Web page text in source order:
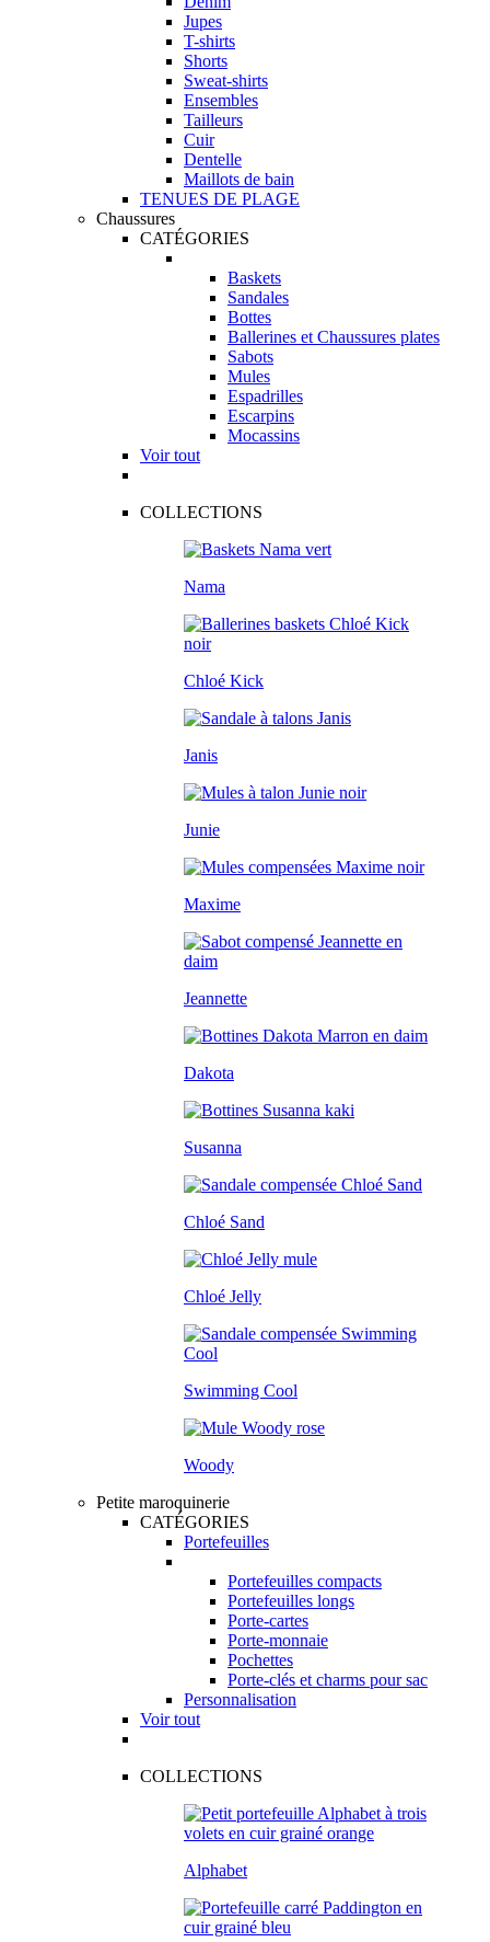
Jupes
T-shirts
Shorts
Sweat-shirts
Ensembles
Tailleurs
Cuir
Dentelle
Maillots de bain
TENUES DE PLAGE
Chaussures
CATÉGORIES
Baskets
Sandales
Bottes
Ballerines et Chaussures plates
Sabots
Mules
Espadrilles
Escarpins
Mocassins
Voir tout
COLLECTIONS
Nama
Chloé Kick
Janis
Junie
Maxime
Jeannette
Dakota
Susanna
Chloé Sand
Chloé Jelly
Swimming Cool
Woody
Petite maroquinerie
CATÉGORIES
Portefeuilles
Portefeuilles compacts
Portefeuilles longs
Porte-cartes
Porte-monnaie
Pochettes
Porte-clés et charms pour sac
Personnalisation
Voir tout
COLLECTIONS
Alphabet